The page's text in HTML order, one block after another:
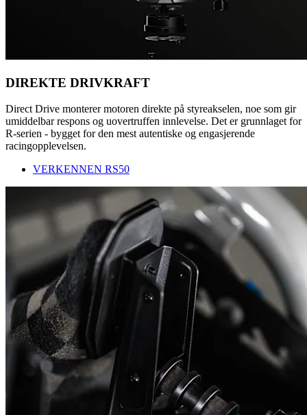
DIREKTE DRIVKRAFT
Direct Drive monterer motoren direkte på styreakselen, noe som gir
umiddelbar respons og uovertruffen innlevelse. Det er grunnlaget for
R-serien - bygget for den mest autentiske og engasjerende
racingopplevelsen.
VERKENNEN RS50